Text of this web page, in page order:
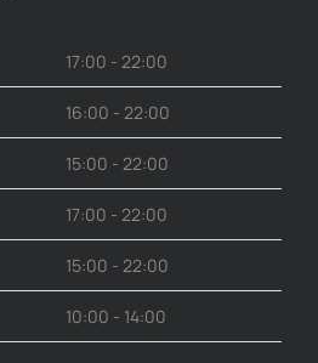
17:00 - 22:00
16:00 - 22:00
15:00 - 22:00
17:00 - 22:00
15:00 - 22:00
10:00 - 14:00